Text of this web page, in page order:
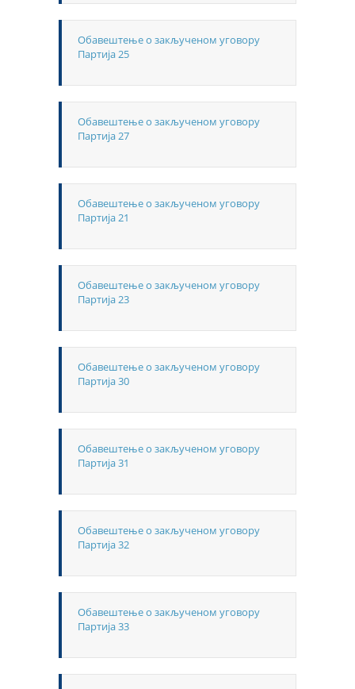
Обавештење о закљученом уговору
Партија 25
Обавештење о закљученом уговору
Партија 27
Обавештење о закљученом уговору
Партија 21
Обавештење о закљученом уговору
Партија 23
Обавештење о закљученом уговору
Партија 30
Обавештење о закљученом уговору
Партија 31
Обавештење о закљученом уговору
Партија 32
Обавештење о закљученом уговору
Партија 33